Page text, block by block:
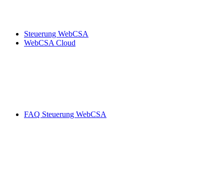
Steuerung WebCSA
WebCSA Cloud
FAQ Steuerung WebCSA